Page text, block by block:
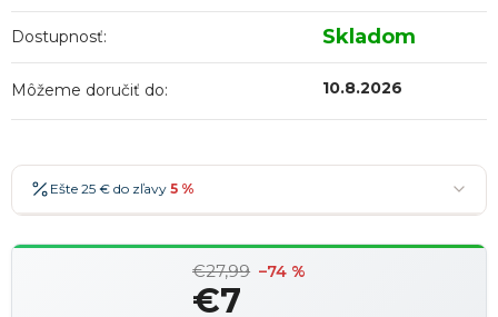
Dostupnosť: Skladom
Môžeme doručiť do: 10.8.2026
Ešte 25 € do zľavy 5 %
€27,99 –74 %
€7